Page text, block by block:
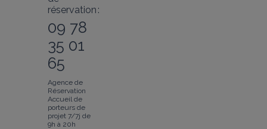
réservation :
09 78
35 01
65
Agence de
Réservation
Accueil de
porteurs de
projet 7/7j de
9h à 20h